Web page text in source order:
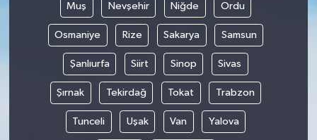
Muş Nevşehir Niğde Ordu
Osmaniye Rize Sakarya Samsun
Şanlıurfa Siirt Sinop Sivas
Şırnak Tekirdağ Tokat Trabzon
Tunceli Uşak Van Yalova